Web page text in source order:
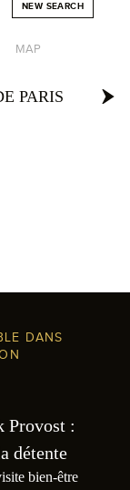
NEW SEARCH
MAP
+
PARIS
DANS
Provost :
détente
bien-être